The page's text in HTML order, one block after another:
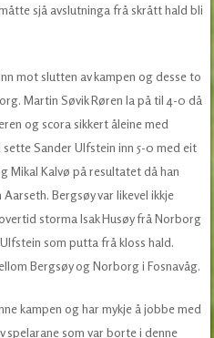
sjå avslutninga frå skrått hald bli
mot slutten av kampen og desse to
Martin Søvik Røren la på til 4-0 då
og scora sikkert åleine med
Sander Ulfstein inn 5-0 med eit
Mikal Kalvø på resultatet då han
Bergsøy var likevel ikkje
storma Isak Husøy frå Norborg
som putta frå kloss hald.
Bergsøy og Norborg i Fosnavåg.
kampen og har mykje å jobbe med
spelarane som var borte i denne